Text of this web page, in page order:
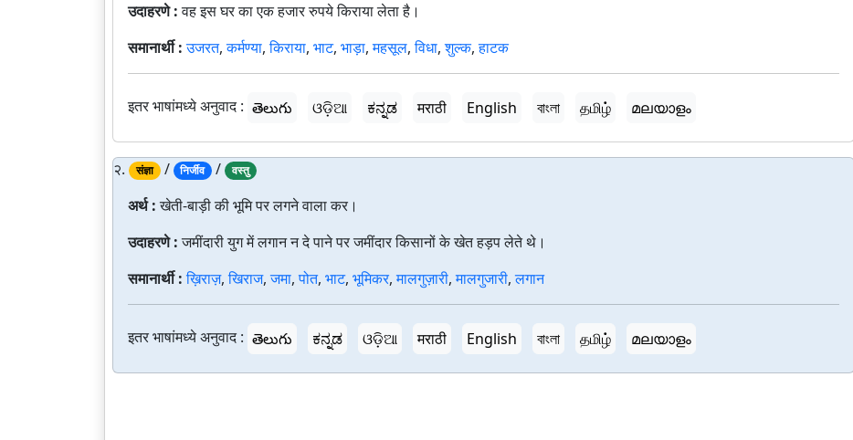
उदाहरणे :वह इस घर का एक हजार रुपये किराया लेता है।
समानार्थी :उजरत,कर्मण्या,किराया, भाट, भाड़ा,महसूल,विधा,शुल्क,हाटक
इतर भाषांमध्ये अनुवाद : తెలుగు ଓଡ଼ିଆ ಕನ್ನಡ मराठी English বাংলা தமிழ் മലയാളം
२. संज्ञा / निर्जीव / वस्तु
अर्थ :खेती-बाड़ी की भूमि पर लगने वाला कर।
उदाहरणे :जमींदारी युग में लगान न दे पाने पर जमींदार किसानों के खेत हड़प लेते थे।
समानार्थी :ख़िराज़,खिराज,जमा,पोत, भाट, भूमिकर,मालगुज़ारी,मालगुजारी,लगान
इतर भाषांमध्ये अनुवाद : తెలుగు ಕನ್ನಡ ଓଡ଼ିଆ मराठी English বাংলা தமிழ் മലയാളം